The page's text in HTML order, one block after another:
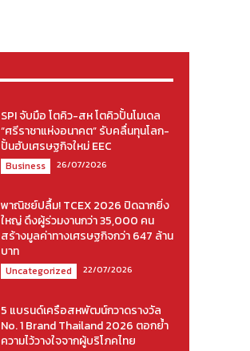
SPI จับมือ โตคิว-สห โตคิวปั้นโมเดล
“ศรีราชาแห่งอนาคต” รับคลื่นทุนโลก-
ปั้นฮับเศรษฐกิจใหม่ EEC
Business 26/07/2026
พาณิชย์ปลื้ม! TCEX 2026 ปิดฉากยิ่ง
ใหญ่ ดึงผู้ร่วมงานกว่า 35,000 คน
สร้างมูลค่าทางเศรษฐกิจกว่า 647 ล้าน
บาท
Uncategorized 22/07/2026
5 แบรนด์เครือสหพัฒน์กวาดรางวัล
No. 1 Brand Thailand 2026 ตอกย้ำ
ความไว้วางใจจากผู้บริโภคไทย